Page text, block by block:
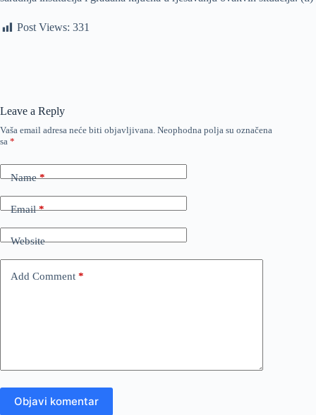
Post Views: 331
Leave a Reply
Vaša email adresa neće biti objavljivana. Neophodna polja su označena
sa *
Name*
Email*
Website
Add Comment *
Objavi komentar